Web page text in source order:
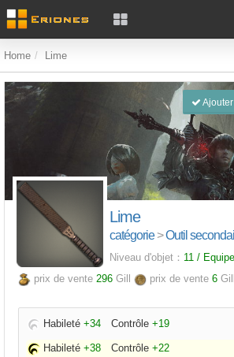
Home Lime
Lime
catégorie>Outil
Niveau d'objet： 11 /
prix de vente 296 Gill prix de vente 6 Gill
Habileté +34 Contrôle +19
Habileté +38 Contrôle +22